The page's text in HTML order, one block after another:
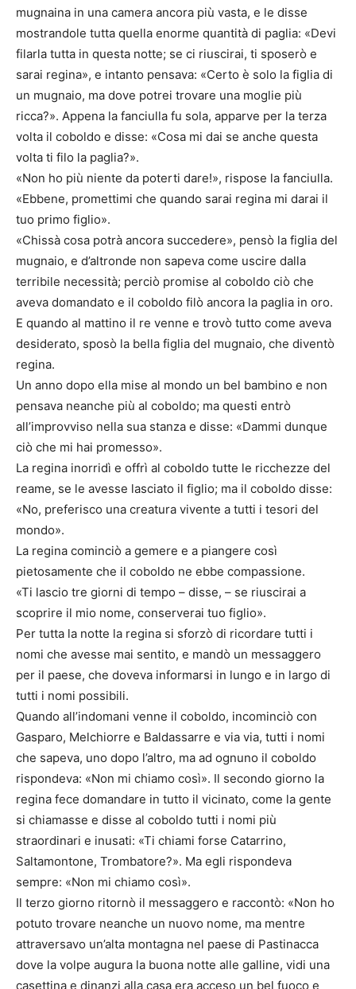
mugnaina in una camera ancora più vasta, e le disse
mostrandole tutta quella enorme quantità di paglia: «Devi
filarla tutta in questa notte; se ci riuscirai, ti sposerò e
sarai regina», e intanto pensava: «Certo è solo la figlia di
un mugnaio, ma dove potrei trovare una moglie più
ricca?». Appena la fanciulla fu sola, apparve per la terza
volta il coboldo e disse: «Cosa mi dai se anche questa
volta ti filo la paglia?».
«Non ho più niente da poterti dare!», rispose la fanciulla.
«Ebbene, promettimi che quando sarai regina mi darai il
tuo primo figlio».
«Chissà cosa potrà ancora succedere», pensò la figlia del
mugnaio, e d’altronde non sapeva come uscire dalla
terribile necessità; perciò promise al coboldo ciò che
aveva domandato e il coboldo filò ancora la paglia in oro.
E quando al mattino il re venne e trovò tutto come aveva
desiderato, sposò la bella figlia del mugnaio, che diventò
regina.
Un anno dopo ella mise al mondo un bel bambino e non
pensava neanche più al coboldo; ma questi entrò
all’improvviso nella sua stanza e disse: «Dammi dunque
ciò che mi hai promesso».
La regina inorridì e offrì al coboldo tutte le ricchezze del
reame, se le avesse lasciato il figlio; ma il coboldo disse:
«No, preferisco una creatura vivente a tutti i tesori del
mondo».
La regina cominciò a gemere e a piangere così
pietosamente che il coboldo ne ebbe compassione.
«Ti lascio tre giorni di tempo – disse, – se riuscirai a
scoprire il mio nome, conserverai tuo figlio».
Per tutta la notte la regina si sforzò di ricordare tutti i
nomi che avesse mai sentito, e mandò un messaggero
per il paese, che doveva informarsi in lungo e in largo di
tutti i nomi possibili.
Quando all’indomani venne il coboldo, incominciò con
Gasparo, Melchiorre e Baldassarre e via via, tutti i nomi
che sapeva, uno dopo l’altro, ma ad ognuno il coboldo
rispondeva: «Non mi chiamo così». Il secondo giorno la
regina fece domandare in tutto il vicinato, come la gente
si chiamasse e disse al coboldo tutti i nomi più
straordinari e inusati: «Ti chiami forse Catarrino,
Saltamontone, Trombatore?». Ma egli rispondeva
sempre: «Non mi chiamo così».
Il terzo giorno ritornò il messaggero e raccontò: «Non ho
potuto trovare neanche un nuovo nome, ma mentre
attraversavo un’alta montagna nel paese di Pastinacca
dove la volpe augura la buona notte alle galline, vidi una
casettina e dinanzi alla casa era acceso un bel fuoco e